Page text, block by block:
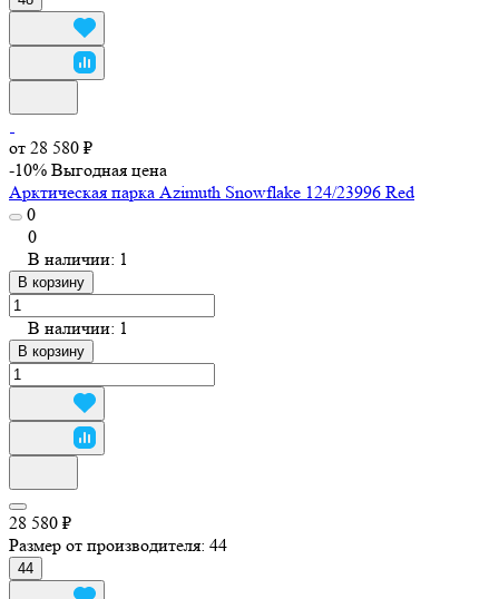
от 28 580 ₽
-10% Выгодная цена
Арктическая парка Azimuth Snowflake 124/23996 Red
0
0
В наличии: 1
В корзину
В наличии: 1
В корзину
28 580 ₽
Размер от производителя: 44
44